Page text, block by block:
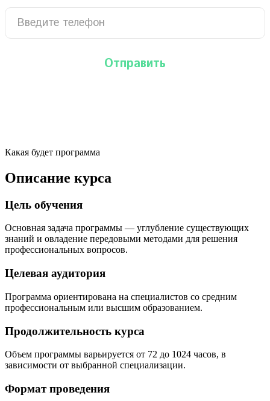
Какая будет программа
Описание курса
Цель обучения
Основная задача программы — углубление существующих
знаний и овладение передовыми методами для решения
профессиональных вопросов.
Целевая аудитория
Программа ориентирована на специалистов со средним
профессиональным или высшим образованием.
Продолжительность курса
Объем программы варьируется от 72 до 1024 часов, в
зависимости от выбранной специализации.
Формат проведения